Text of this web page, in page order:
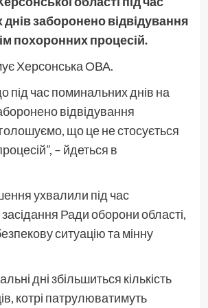
заборонено відвідування
похоронних процесій.
Херсонська ОВА.
під час поминальних днів на
відвідування
що це не стосується
– йдеться в
ухвалили під час
Ради оборони області,
ситуацію та мінну
дні збільшиться кількість
котрі патрулюватимуть